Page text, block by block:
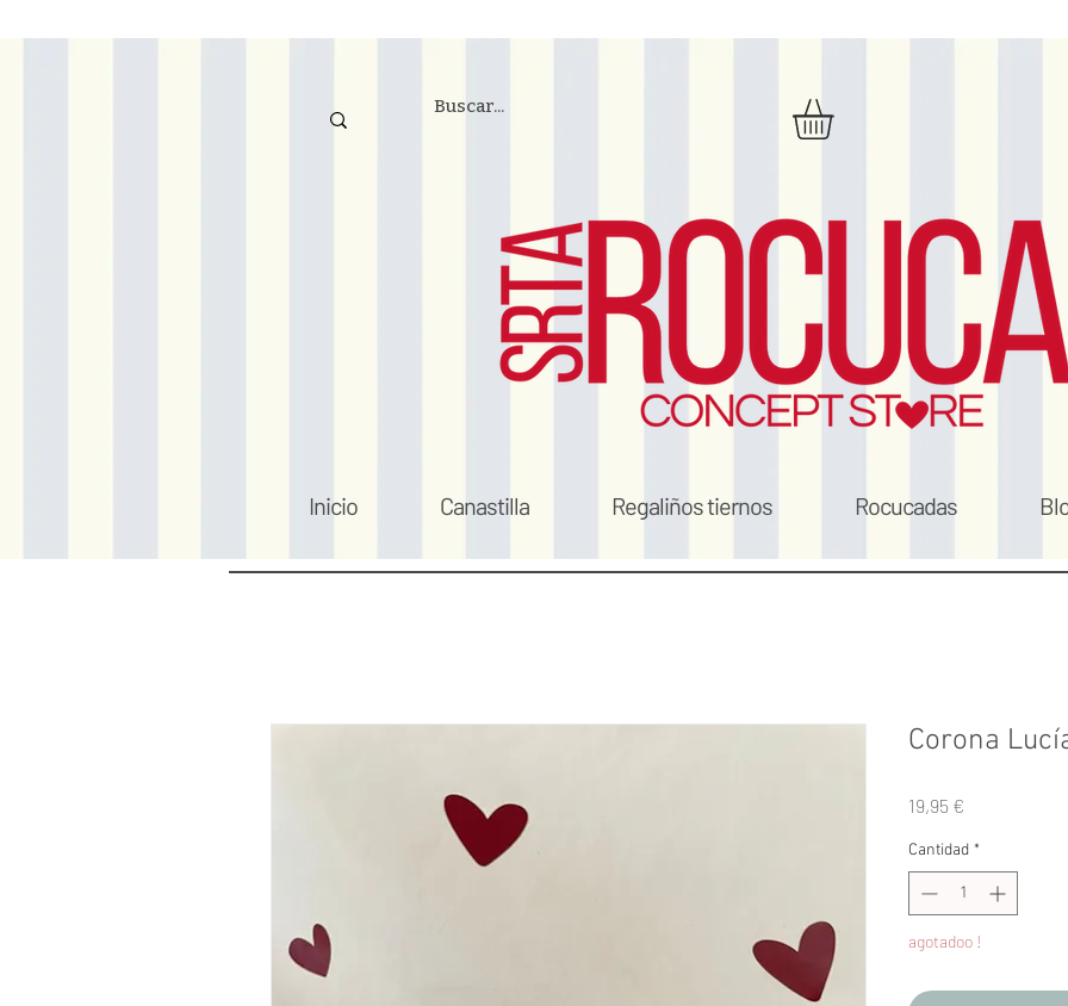
Inicio Canastilla Regaliños tiernos Rocucadas
Corona
19,95 €
Cantidad *
agotadoo !